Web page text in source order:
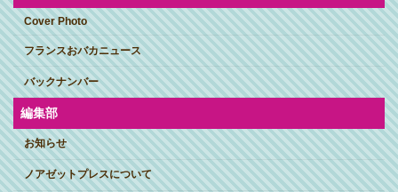
Cover Photo
フランスおバカニュース
バックナンバー
編集部
お知らせ
ノアゼットプレスについて